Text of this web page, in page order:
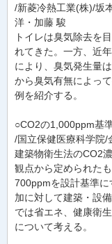
/新菱冷熱工業(株)/坂
洋・加藤 駿
トイレは臭気除去を
れてきた。一方、近
により、臭気発生量
から臭気有無によっ
例を紹介する。
○CO2の1,000ppm基
/国立保健医療科学院/
建築物衛生法のCO2
観点から定められた
700ppmを設計基準
加に対して建築・設
では省エネ、健康衛
について考える。